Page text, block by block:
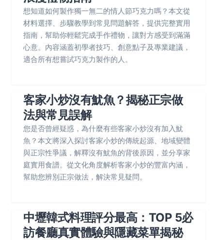
想知道如何製作獨一無二的情人節巧克力嗎？本文從
材料選擇、步驟教學到常見問題解答，提供完整實用
指南，幫助你輕鬆完成手作禮物，讓對方感受到滿滿
心意。內容涵蓋初學者技巧、創意點子及專業建議，
適合所有想嘗試巧克力製作的人。
客家小炒沒有魷魚？揭秘正宗做
法與常見誤解
您是否曾經疑惑，為什麼有些客家小炒沒有加入魷
魚？本文將深入探討客家小炒的傳統起源、地域變體
與正宗性爭議，解釋沒有魷魚的背後原因，並分享家
庭實用食譜。從文化角度解析客家小炒的豐富內涵，
幫助您辨別正宗做法，解決常見疑問。
中壢韓式料理評分最高：TOP 5必
訪餐廳真實體驗與隱藏菜單揭秘